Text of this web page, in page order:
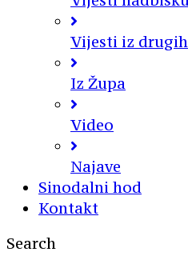
Vijesti iz
Iz Župa
Video
Najave
Sinodalni hod
Kontakt
Search